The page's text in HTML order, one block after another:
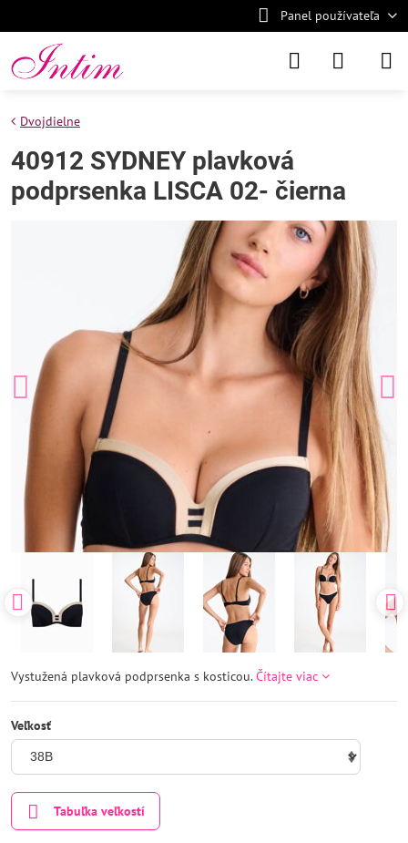
Panel používateľa
Dvojdielne
40912 SYDNEY plavková
podprsenka LISCA 02- čierna
Vystužená plavková podprsenka s kosticou.Čítajte viac
Veľkosť
Tabuľka veľkostí